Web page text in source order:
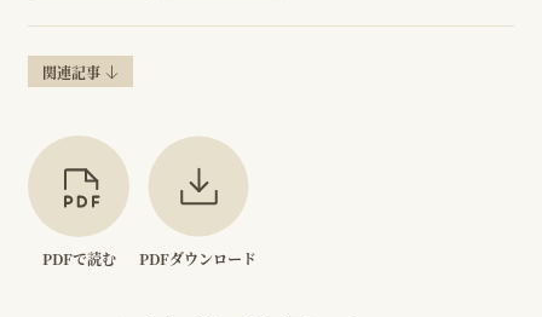
関連記事
PDFで読む PDFダウンロード